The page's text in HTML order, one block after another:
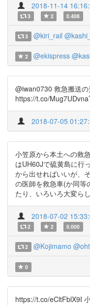
2018-11-14
3 2 0.408
3 @kiri_rail
2 @ekispress
@iwan0730 救急搬送の
https://t.co/
2018-07-05
小笠原から本土への救
はUH60Jで硫黄島に行
から出せればいいが、
の医師を救急車(か同等
たり、いろいろ大変ら
2018-07-02
2 2 0.000
2 @Kojimamo
0
https://t.co/eCltFblX9I